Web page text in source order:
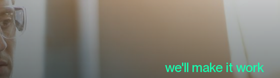
we'll make it work